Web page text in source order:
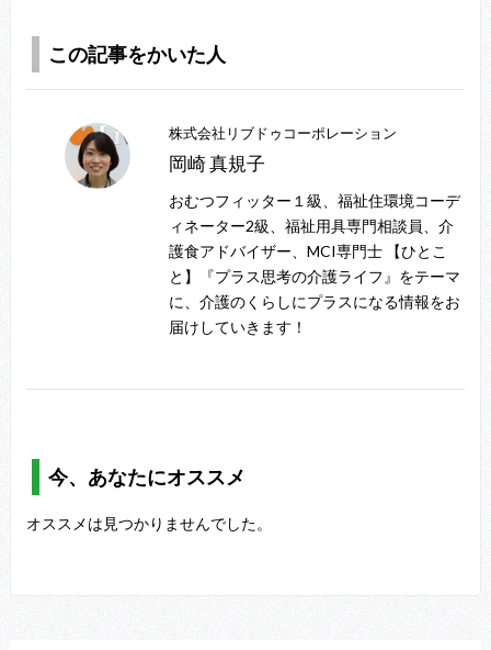
この記事をかいた人
株式会社リブドゥコーポレーション
岡崎 真規子
おむつフィッター１級、福祉住環境コーデ
ィネーター2級、福祉用具専門相談員、介
護食アドバイザー、MCI専門士 【ひとこ
と】『プラス思考の介護ライフ』をテーマ
に、介護のくらしにプラスになる情報をお
届けしていきます！
今、あなたにオススメ
オススメは見つかりませんでした。